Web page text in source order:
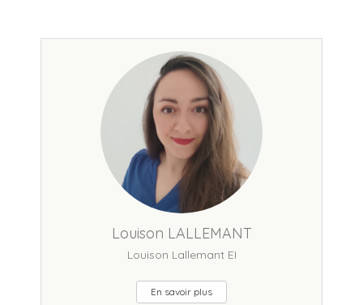
Louison LALLEMANT
Louison Lallemant EI
En savoir plus